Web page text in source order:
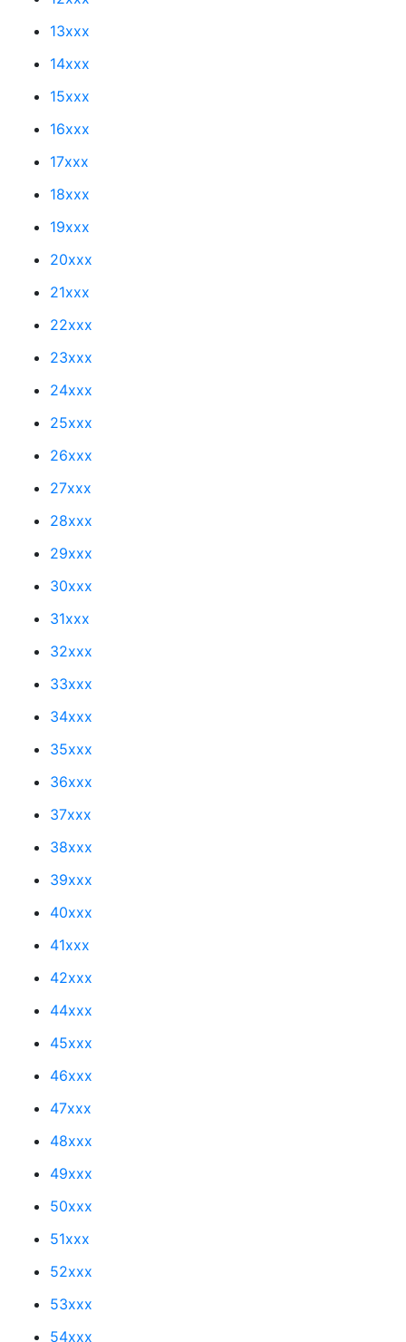
13xxx
14xxx
15xxx
16xxx
17xxx
18xxx
19xxx
20xxx
21xxx
22xxx
23xxx
24xxx
25xxx
26xxx
27xxx
28xxx
29xxx
30xxx
31xxx
32xxx
33xxx
34xxx
35xxx
36xxx
37xxx
38xxx
39xxx
40xxx
41xxx
42xxx
44xxx
45xxx
46xxx
47xxx
48xxx
49xxx
50xxx
51xxx
52xxx
53xxx
54xxx